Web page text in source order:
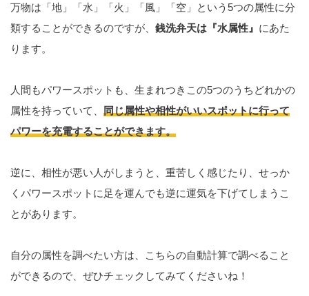
万物は「地」「水」「火」「風」「空」という5つの属性に分
類することができるのですが、 銭洗弁天は『水属性』 にあた
ります。
人間もパワースポットも、生まれつきこの5つのうちどれかの
属性を持っていて、 同じ属性や相性がいいスポットに行って
パワーを充電することができます。
逆に、相性が悪い人がしまうと、重苦しく感じたり、せっか
くパワースポットに足を運んでも逆に運気を下げてしまうこ
とがあります。
自分の属性を調べたい方は、こちらの自動計算で調べること
ができるので、ぜひチェックしてみてくださいね！